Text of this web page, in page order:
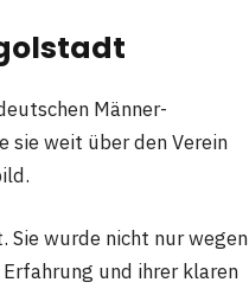
Männer-
weit über den Verein
Sie wurde nicht nur wegen
und ihrer klaren